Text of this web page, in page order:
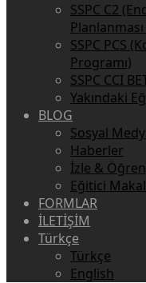
SSPC C2
SSPC PCS
Programı)
SSPC CCI
Yakındaki
BLOG
Sosyal
Haberler
İzle & Öğren
Eğitici
FORMLAR
İLETİŞİM
Türkçe
Türkçe
English